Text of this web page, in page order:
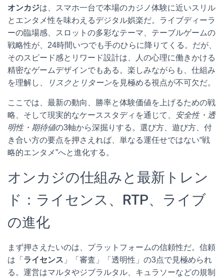
N
オンカジは、スマホ一台で本場のカジノ体験に近いスリル
とエンタメ性を味わえるデジタル娯楽だ。ライブディーラ
ーの臨場感、スロットの多彩なテーマ、テーブルゲームの
戦略性が、24時間いつでも手のひらに降りてくる。だが、
そのスピード感とリワード設計は、人の心理に働きかける
精密なゲームデザインでもある。楽しみながらも、仕組み
を理解し、
リスクとリターンを見極める視点が不可欠だ。
ここでは、最新の動向、勝率と体験価値を上げるための戦
略、そして現実的なケーススタディを通じて、
安全性・透
明性・期待値の3軸から深掘りする。選び方、遊び方、付
き合い方の要点を押さえれば、単なる運任せではない“戦
略的エンタメ”へと進化する。
オンカジの仕組みと最新トレン
ド：ライセンス、RTP、ライブ
の進化
まず押さえたいのは、プラットフォームの信頼性だ。信頼
は「 ライセンス 」「審査」「透明性」の3点で見極められ
る。運営はマルタやジブラルタル、キュラソーなどの規制